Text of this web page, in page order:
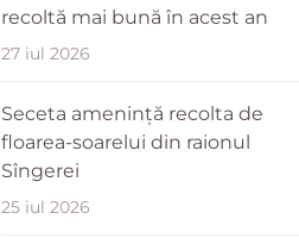
recoltă mai bună în acest an
27 iul 2026
Seceta amenință recolta de
floarea-soarelui din raionul
Sîngerei
25 iul 2026